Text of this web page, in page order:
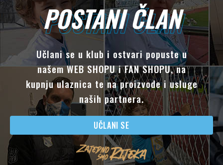
POSTANI ČLAN
POSTANI ČLAN
Učlani se u klub i ostvari popuste u
našem WEB SHOPU i FAN SHOPU, na
kupnju ulaznica te na proizvode i usluge
naših partnera.
UČLANI SE